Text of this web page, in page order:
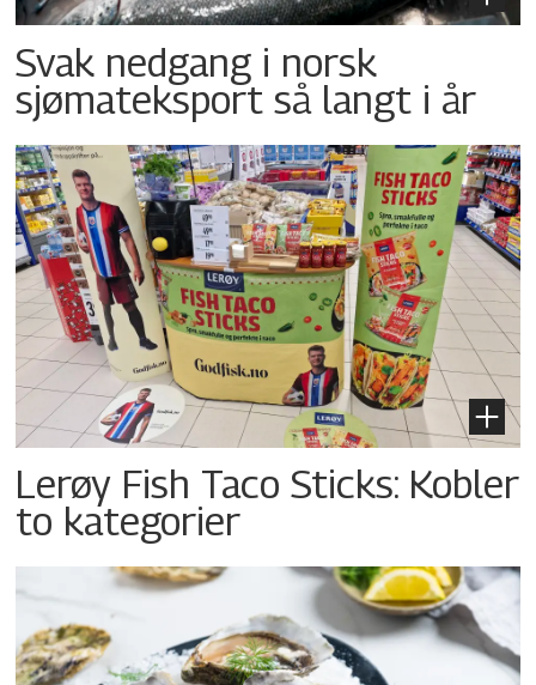
Svak nedgang i norsk
sjømateksport så langt i år
Lerøy Fish Taco Sticks: Kobler
to kategorier